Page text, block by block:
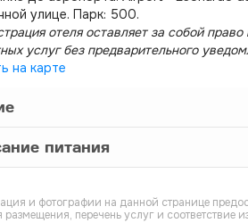
улице. Парк: 500.
отеля оставляет за собой
услуг без предварительного
на карте
питания
и фотографии на данной странице
размещения, перечень услуг и